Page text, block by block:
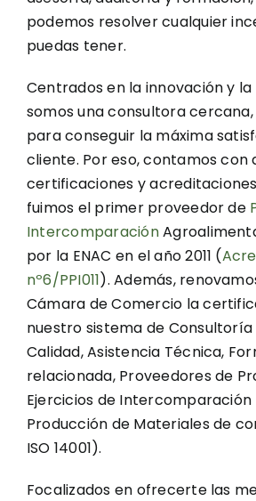
podemos resolver cualquier
puedas tener.
Centrados en la innovación y
somos una consultora
para conseguir la máxima
cliente. Por eso, contamos con
certificaciones y
fuimos el primer proveedor de
Intercomparación
por la ENAC en el año 2011 (
nº6/PPI011). Además,
Cámara de Comercio la
nuestro sistema de Consultoría
Calidad, Asistencia Técnica,
relacionada, Proveedores de
Ejercicios de Intercomparación
Producción de Materiales de
ISO 14001).
Focalizados en ofrecerte las